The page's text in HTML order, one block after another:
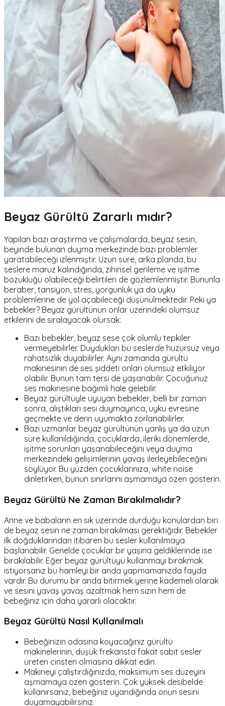
Beyaz Gürültü Zararlı mıdır?
Yapılan bazı araştırma ve çalışmalarda, beyaz sesin,
beyinde bulunan duyma merkezinde bazı problemler
yaratabileceği izlenmiştir. Uzun süre, arka planda, bu
seslere maruz kalındığında, zihinsel gerileme ve işitme
bozukluğu olabileceği belirtileri de gözlemlenmiştir. Bununla
beraber, tansiyon, stres, yorgunluk ya da uyku
problemlerine de yol açabileceği düşünülmektedir. Peki ya
bebekler? Beyaz gürültünün onlar üzerindeki olumsuz
etkilerini de sıralayacak olursak:
Bazı bebekler, beyaz sese çok olumlu tepkiler
vermeyebilirler. Duydukları bu seslerde huzursuz veya
rahatsızlık duyabilirler. Aynı zamanda gürültü
makinesinin de ses şiddeti onları olumsuz etkiliyor
olabilir. Bunun tam tersi de yaşanabilir. Çocuğunuz
ses makinesine bağımlı hale gelebilir.
Beyaz gürültüyle uyuyan bebekler, belli bir zaman
sonra, alıştıkları sesi duymayınca, uyku evresine
geçmekte ve derin uyumakta zorlanabilirler.
Bazı uzmanlar beyaz gürültünün yanlış ya da uzun
süre kullanıldığında, çocuklarda, ileriki dönemlerde,
işitme sorunları yaşanabileceğini veya duyma
merkezindeki gelişimlerinin yavaş ilerleyebileceğini
söylüyor. Bu yüzden çocuklarınıza, white noise
dinletirken, bunun sınırlarını aşmamaya özen gösterin.
Beyaz Gürültü Ne Zaman Bırakılmalıdır?
Anne ve babaların en sık üzerinde durduğu konulardan biri
de beyaz sesin ne zaman bırakılması gerektiğidir. Bebekler
ilk doğduklarından itibaren bu sesler kullanılmaya
başlanabilir. Genelde çocuklar bir yaşına geldiklerinde ise
bırakılabilir. Eğer beyaz gürültüyü kullanmayı bırakmak
istiyorsanız bu hamleyi bir anda yapmamanızda fayda
vardır. Bu durumu bir anda bitirmek yerine kademeli olarak
ve sesini yavaş yavaş azaltmak hem sizin hem de
bebeğiniz için daha yararlı olacaktır.
Beyaz Gürültü Nasıl Kullanılmalı
Bebeğinizin odasına koyacağınız gürültü
makinelerinin, düşük frekansta fakat sabit sesler
üreten cinsten olmasına dikkat edin.
Makineyi çalıştırdığınızda, maksimum ses düzeyini
aşmamaya özen gösterin. Çok yüksek desibelde
kullanırsanız, bebeğiniz uyandığında onun sesini
duyamayabilirsiniz.